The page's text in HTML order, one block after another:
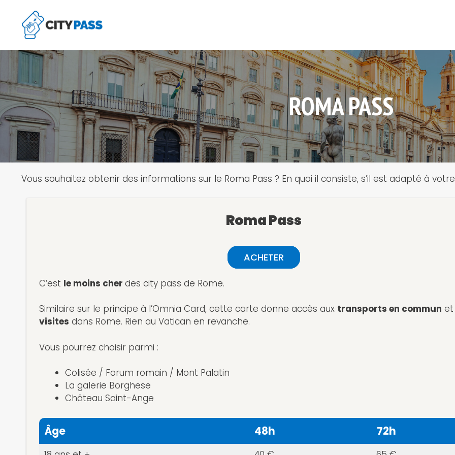
contenu
ROMA PASS
Vous souhaitez obtenir des informations sur le Roma Pass ? En quoi il consiste, s’il est adapté à
Roma Pass
ACHETER
C’est le moins cher des city pass de Rome.
Similaire sur le principe à l’Omnia Card, cette carte donne accès aux transports en commun et
visites dans Rome. Rien au Vatican en revanche.
Vous pourrez choisir parmi :
Colisée / Forum romain / Mont Palatin
La galerie Borghese
Château Saint-Ange
Âge 48h 72h